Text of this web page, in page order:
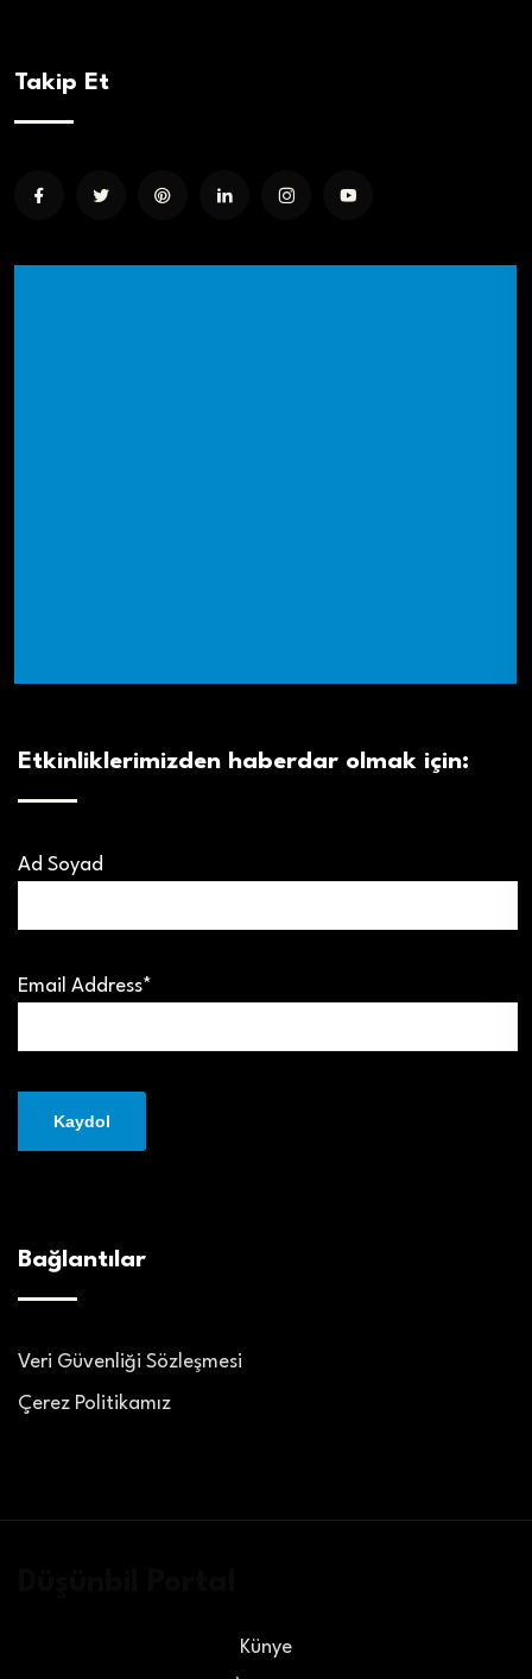
Takip Et
Etkinliklerimizden haberdar olmak için:
Ad Soyad
Email Address*
Bağlantılar
Veri Güvenliği Sözleşmesi
Çerez Politikamız
Künye